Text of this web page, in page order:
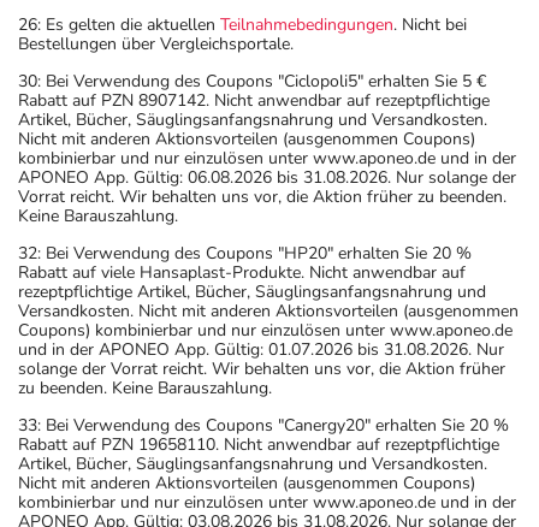
26: Es gelten die aktuellen Teilnahmebedingungen. Nicht bei
Bestellungen über Vergleichsportale.
30: Bei Verwendung des Coupons "Ciclopoli5" erhalten Sie 5 €
Rabatt auf PZN 8907142. Nicht anwendbar auf rezeptpflichtige
Artikel, Bücher, Säuglingsanfangsnahrung und Versandkosten.
Nicht mit anderen Aktionsvorteilen (ausgenommen Coupons)
kombinierbar und nur einzulösen unter www.aponeo.de und in der
APONEO App. Gültig: 06.08.2026 bis 31.08.2026. Nur solange der
Vorrat reicht. Wir behalten uns vor, die Aktion früher zu beenden.
Keine Barauszahlung.
32: Bei Verwendung des Coupons "HP20" erhalten Sie 20 %
Rabatt auf viele Hansaplast-Produkte. Nicht anwendbar auf
rezeptpflichtige Artikel, Bücher, Säuglingsanfangsnahrung und
Versandkosten. Nicht mit anderen Aktionsvorteilen (ausgenommen
Coupons) kombinierbar und nur einzulösen unter www.aponeo.de
und in der APONEO App. Gültig: 01.07.2026 bis 31.08.2026. Nur
solange der Vorrat reicht. Wir behalten uns vor, die Aktion früher
zu beenden. Keine Barauszahlung.
33: Bei Verwendung des Coupons "Canergy20" erhalten Sie 20 %
Rabatt auf PZN 19658110. Nicht anwendbar auf rezeptpflichtige
Artikel, Bücher, Säuglingsanfangsnahrung und Versandkosten.
Nicht mit anderen Aktionsvorteilen (ausgenommen Coupons)
kombinierbar und nur einzulösen unter www.aponeo.de und in der
APONEO App. Gültig: 03.08.2026 bis 31.08.2026. Nur solange der